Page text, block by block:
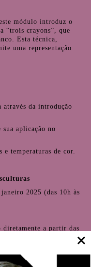
módulo introduz o
“trois crayons”, que
Esta técnica,
uma representação
através da introdução
aplicação no
e temperaturas de cor.
2025 (das 10h às
diretamente a partir das
Soares dos Reis.
de um olho
proporções em obras